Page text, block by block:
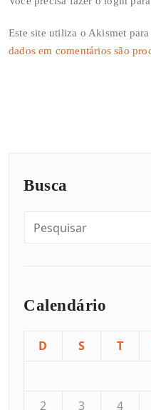
Este site utiliza o Akismet
dados em comentários são
Busca
Calendário
D S T
2
3 4